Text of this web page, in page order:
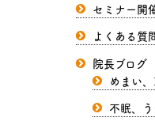
セミナー開
よくある質
院長ブログ
めまい
不眠、